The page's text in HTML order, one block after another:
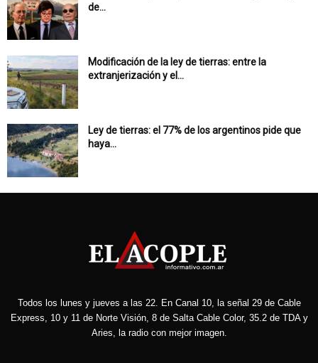
de...
Modificación de la ley de tierras: entre la
extranjerización y el...
Ley de tierras: el 77% de los argentinos pide que
haya...
Todos los lunes y jueves a las 22. En Canal 10, la señal 29 de Cable
Express, 10 y 11 de Norte Visión, 8 de Salta Cable Color, 35.2 de TDA y
Aries, la radio con mejor imagen.